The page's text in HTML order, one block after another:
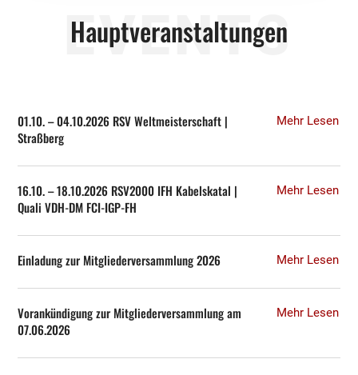
Hauptveranstaltungen
EVENTS
01.10. – 04.10.2026 RSV Weltmeisterschaft |
Straßberg
Mehr Lesen
16.10. – 18.10.2026 RSV2000 IFH Kabelskatal |
Quali VDH-DM FCI-IGP-FH
Mehr Lesen
Einladung zur Mitgliederversammlung 2026 Mehr Lesen
Vorankündigung zur Mitgliederversammlung am
07.06.2026
Mehr Lesen